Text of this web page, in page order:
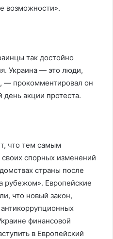
возможности».
так достойно
Украина — это люди,
— прокомментировал он
акции протеста.
что тем самым
своих спорных изменений
страны после
рубежом». Европейские
что новый закон,
финансовой
в Европейский